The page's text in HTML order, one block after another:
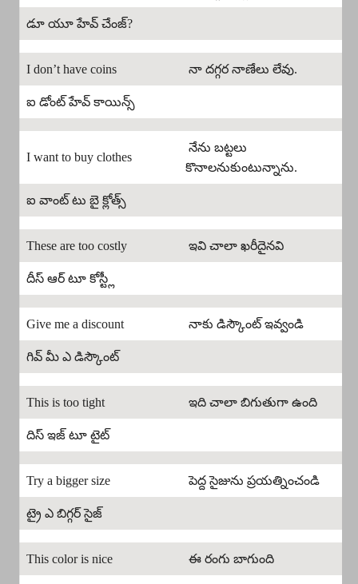
డూ యూ హేవ్ చేంజ్?
I don’t have coins నా దగ్గర నాణేలు లేవు.
ఐ డోంట్ హేవ్ కాయిన్స్
I want to buy clothes
నేను బట్టలు
కొనాలనుకుంటున్నాను.
ఐ వాంట్ టు బై క్లోత్స్
These are too costly ఇవి చాలా ఖరీదైనవి
దీస్ ఆర్ టూ కోస్ట్లీ
Give me a discount నాకు డిస్కౌంట్ ఇవ్వండి
గివ్ మీ ఎ డిస్కౌంట్
This is too tight ఇది చాలా బిగుతుగా ఉంది
దిస్ ఇజ్ టూ టైట్
Try a bigger size పెద్ద సైజును ప్రయత్నించండి
ట్రై ఎ బిగ్గర్ సైజ్
This color is nice ఈ రంగు బాగుంది